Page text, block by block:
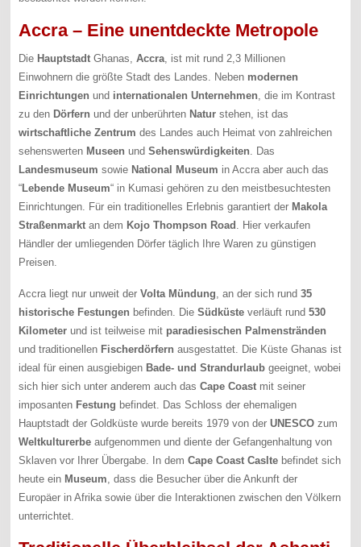
Accra – Eine unentdeckte Metropole
Die Hauptstadt Ghanas,Accra , ist mit rund 2,3 Millionen
Einwohnern die größte Stadt des Landes. Neben modernen
Einrichtungen und internationalen Unternehmen , die im Kontrast
zu den Dörfern und der unberührten Natur stehen, ist das
wirtschaftliche Zentrum des Landes auch Heimat von zahlreichen
sehenswerten Museen undSehenswürdigkeiten . Das
Landesmuseum sowie National Museum in Accra aber auch das
“Lebende Museum“ in Kumasi gehören zu den meistbesuchtesten
Einrichtungen. Für ein traditionelles Erlebnis garantiert der Makola
Straßenmarkt an dem Kojo Thompson Road . Hier verkaufen
Händler der umliegenden Dörfer täglich Ihre Waren zu günstigen
Preisen.
Accra liegt nur unweit derVolta Mündung , an der sich rund35
historische Festungen befinden. DieSüdküste verläuft rund530
Kilometer und ist teilweise mit paradiesischen Palmenstränden
und traditionellen Fischerdörfern ausgestattet. Die Küste Ghanas ist
ideal für einen ausgiebigen Bade- und Strandurlaub geeignet, wobei
sich hier sich unter anderem auch das Cape Coast mit seiner
imposanten Festung befindet. Das Schloss der ehemaligen
Hauptstadt der Goldküste wurde bereits 1979 von der UNESCO zum
Weltkulturerbe aufgenommen und diente der Gefangenhaltung von
Sklaven vor Ihrer Übergabe. In demCape Coast Caslte befindet sich
heute ein Museum , dass die Besucher über die Ankunft der
Europäer in Afrika sowie über die Interaktionen zwischen den Völkern
unterrichtet.